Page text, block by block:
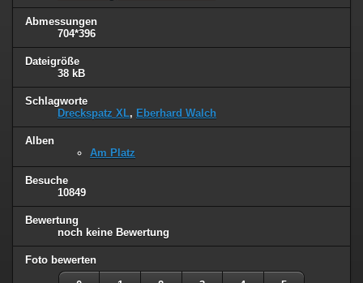
Abmessungen
704*396
Dateigröße
38 kB
Schlagworte
Dreckspatz XL, Eberhard Walch
Alben
Am Platz
Besuche
10849
Bewertung
noch keine Bewertung
Foto bewerten